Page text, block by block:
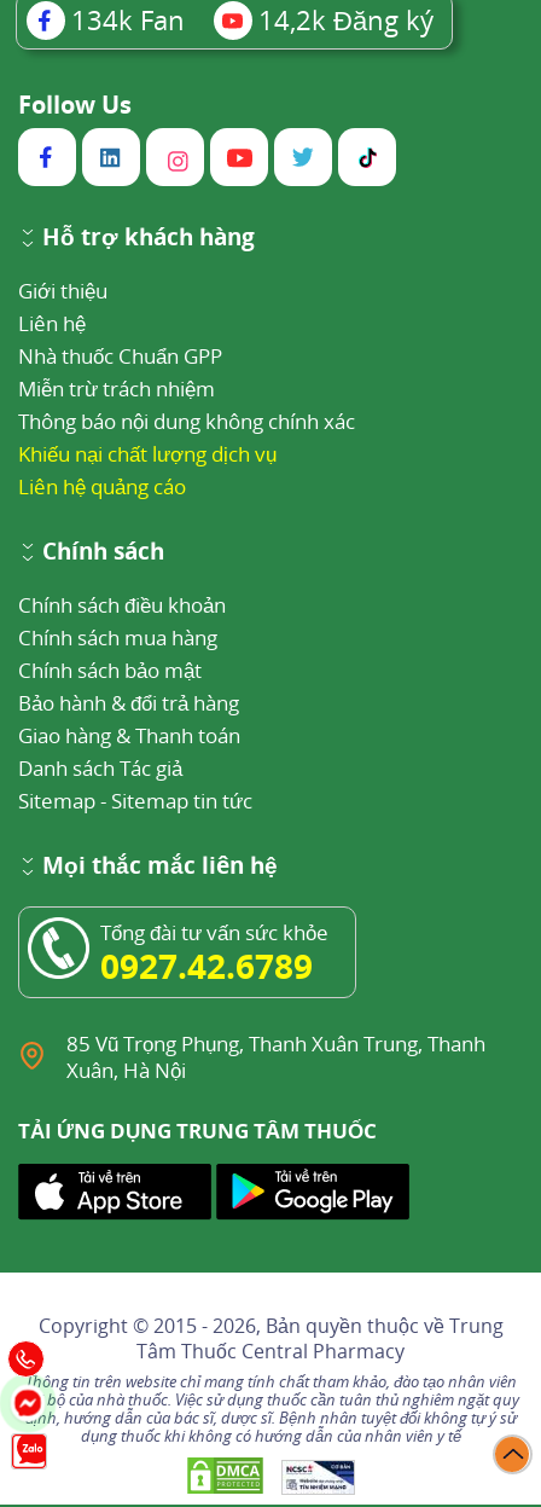
134k Fan 14,2k Đăng ký
Follow Us
Hỗ trợ khách hàng
Giới thiệu
Liên hệ
Nhà thuốc Chuẩn GPP
Miễn trừ trách nhiệm
Thông báo nội dung không chính xác
Khiếu nại chất lượng dịch vụ
Liên hệ quảng cáo
Chính sách
Chính sách điều khoản
Chính sách mua hàng
Chính sách bảo mật
Bảo hành & đổi trả hàng
Giao hàng & Thanh toán
Danh sách Tác giả
Sitemap- Sitemap tin tức
Mọi thắc mắc liên hệ
Tổng đài tư vấn sức khỏe
0927.42.6789
85 Vũ Trọng Phụng, Thanh Xuân Trung, Thanh
Xuân, Hà Nội
TẢI ỨNG DỤNG TRUNG TÂM THUỐC
Copyright © 2015 - 2026, Bản quyền thuộc vềTrung
Tâm Thuốc Central Pharmacy
Thông tin trên website chỉ mang tính chất tham khảo, đào tạo nhân viên
nội bộ của nhà thuốc. Việc sử dụng thuốc cần tuân thủ nghiêm ngặt quy
định, hướng dẫn của bác sĩ, dược sĩ. Bệnh nhân tuyệt đối không tự ý sử
dụng thuốc khi không có hướng dẫn của nhân viên y tế